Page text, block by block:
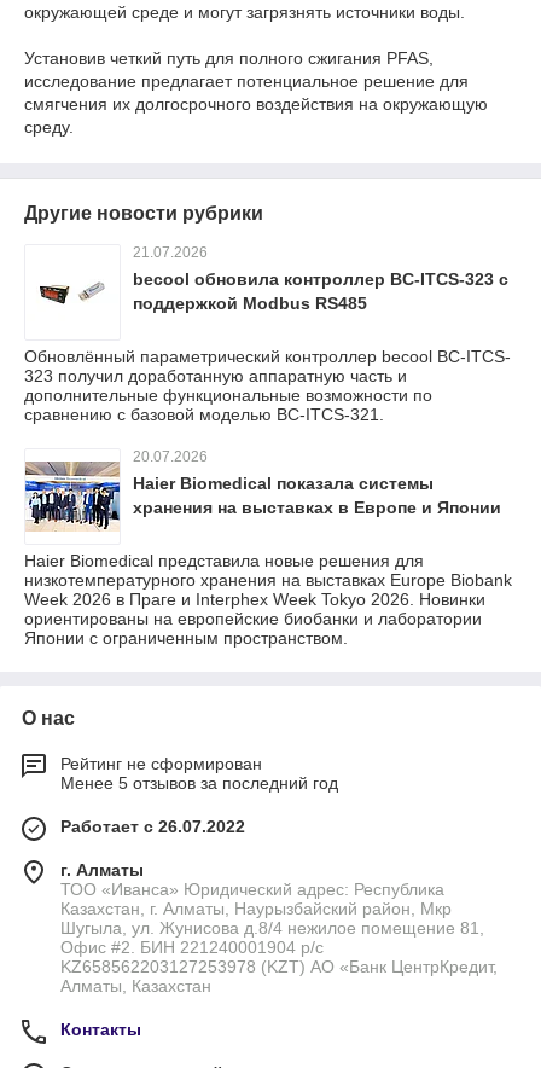
окружающей среде и могут загрязнять источники воды.
Установив четкий путь для полного сжигания PFAS,
исследование предлагает потенциальное решение для
смягчения их долгосрочного воздействия на окружающую
среду.
Другие новости рубрики
21.07.2026
becool обновила контроллер BC-ITCS-323 с
поддержкой Modbus RS485
Обновлённый параметрический контроллер becool BC-ITCS-
323 получил доработанную аппаратную часть и
дополнительные функциональные возможности по
сравнению с базовой моделью BC-ITCS-321.
20.07.2026
Haier Biomedical показала системы
хранения на выставках в Европе и Японии
Haier Biomedical представила новые решения для
низкотемпературного хранения на выставках Europe Biobank
Week 2026 в Праге и Interphex Week Tokyo 2026. Новинки
ориентированы на европейские биобанки и лаборатории
Японии с ограниченным пространством.
О нас
Рейтинг не сформирован
Менее 5 отзывов за последний год
Работает с 26.07.2022
г. Алматы
ТОО «Иванса» Юридический адрес: Республика
Казахстан, г. Алматы, Наурызбайский район, Мкр
Шугыла, ул. Жунисова д.8/4 нежилое помещение 81,
Офис #2. БИН 221240001904 р/с
KZ658562203127253978 (KZT) АО «Банк ЦентрКредит,
Алматы, Казахстан
Контакты